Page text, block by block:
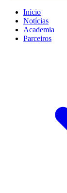
Início
Notícias
Academia
Parceiros